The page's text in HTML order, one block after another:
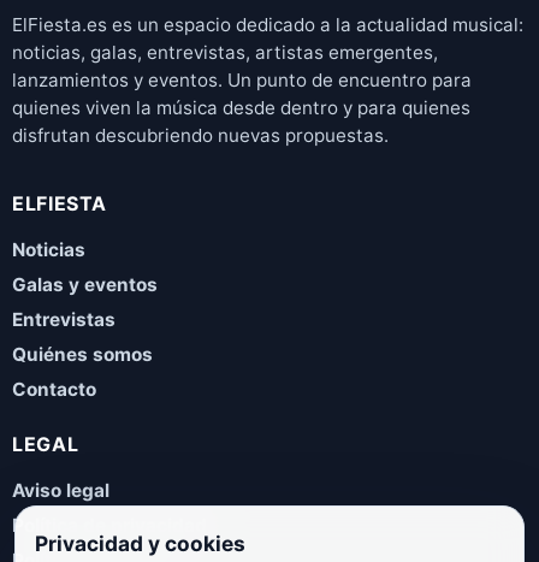
ElFiesta.es es un espacio dedicado a la actualidad musical:
noticias, galas, entrevistas, artistas emergentes,
lanzamientos y eventos. Un punto de encuentro para
quienes viven la música desde dentro y para quienes
disfrutan descubriendo nuevas propuestas.
ELFIESTA
Noticias
Galas y eventos
Entrevistas
Quiénes somos
Contacto
LEGAL
Aviso legal
Política de privacidad
Privacidad y cookies